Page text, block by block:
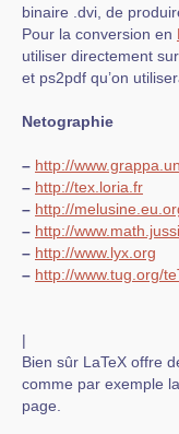
binaire .dvi, de
Pour la conversion en
utiliser directement
et ps2pdf qu’on
Netographie
– http://
– http://tex.loria.fr
– http://
– http://
– http://www.lyx.org
– http://www.tug.org/
|
Bien sûr LaTeX offre
comme par exemple
page.